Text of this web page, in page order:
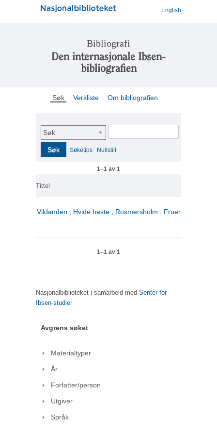
English
Bibliografi
Den internasjonale Ibsen-
bibliografien
Søk Verkliste Om bibliografien
Søk
Søk Søketips Nullstill
1–1 av 1
Tittel
Vildanden ; Hvide heste ; Rosmersholm ; Fruen fra havet
1–1 av 1
Nasjonalbiblioteket i samarbeid med Senter for
Ibsen-studier
Avgrens søket
Materialtyper
År
Forfatter/person
Utgiver
Språk